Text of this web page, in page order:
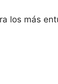
los más